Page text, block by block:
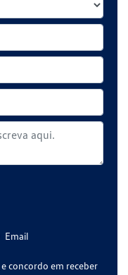
Email
e concordo em receber